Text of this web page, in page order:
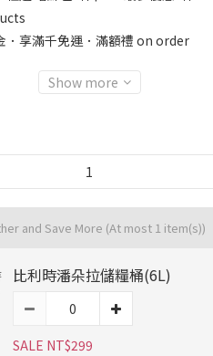
．享滿千免運．滿額禮 on order
Show more
and Save More (At most 1 item(s))
比利時潘朵拉儲糧桶(6L)
SALE NT$299